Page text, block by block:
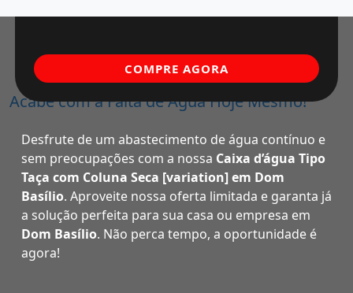
Acabe com a Falta de Água Hoje Mesmo!
Desfrute de um abastecimento de água contínuo e
sem preocupações com a nossa Caixa d’água Tipo
Taça com Coluna Seca [variation] em Dom
Basílio. Aproveite nossa oferta limitada e garanta já
a solução perfeita para sua casa ou empresa em
Dom Basílio. Não perca tempo, a oportunidade é
agora!
COMPRE AGORA